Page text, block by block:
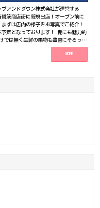
所、ありがとうございました。』
ぼ一点ものになります！売り切れの際
】この度はご契約頂きまして誠にあ
ラクチャー西心斎橋でしか考えてい
ことを心より嬉しく思います！何度
い海外ブランドの洋服のお話等自分
今後新規事業も始めるかもとお話も
祈り申し上げております！また、機
居撮影、編集：瀨川
は無い強みは？】 圦先生『やはり、
とりひとりの時間を大切にする」を
指しております。』『日曜日診療も
ためにも予約制で診療を行っており
丈夫ですよ。』『また、うちは診療
局に行く手間も省けます。』『是
リー女性クリニックの診療時間などご
午後土日も開院しているので非常に
先生はお忙しい中、インタビューに
ございましたら圦先生にご相談くだ
ご契約頂きありがとうございまし
かけたけど給排水が取れなかった
と巡り合い何よりです！！また先生
元気をもらいました！！！今回レデ
！また私自身がクリニックの契約が
ことがあれば必ずご連絡くださ
当：荒木インタビュアー：荒木撮
アンドダウン株式会社が運営する
筋商店街に新規出店！オープン前に
ずは店内の様子をお写真でご紹介！
ております！ 棚にも魅力的
では無く生鮮の果物も豊富にそろって
って、切ると桃の匂いがするそうで
リンゴもすごく大きいです！びわも
ォトスポットだそうです！巫女キツネ
！新鮮な果物を使っているのですご
人通りも戻ってきているそう！オーナ
にも楽しんで頂けるようにこのよう
からもっと認知してもらえる様に頑
のQRです！是非フォローを！絵馬も
か？ 本当に魅力的な商品ばかりだっ
下さい！【担当営業梅田からお礼の
くときも、物件案内させて頂くとき
、凄く楽しくワクワクしてまし
まり無いので、今回すごく勉強もさ
らせて頂きますね！今後とも宜しく
MORE